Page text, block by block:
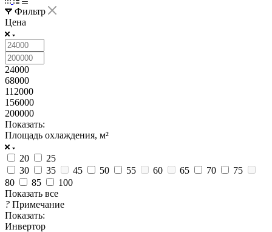
Фильтр
Цена
24000
68000
112000
156000
200000
Показать:
Площадь охлаждения, м²
20
25
30
35 45 50 55 60 65 70
75
80
85
100
Показать все
? Примечание
Показать:
Инвертор